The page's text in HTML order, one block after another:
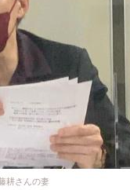
耕さんの妻